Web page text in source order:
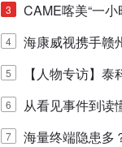
脑机技术商业化
3
CAME喀美“一
能培训正式启动
4
海康威视携手赣
里绿波网
5
【人物专访】
宁解码安防出海
6
从看见事件到读
E IQ 3.20开启
7
海量终端隐患多